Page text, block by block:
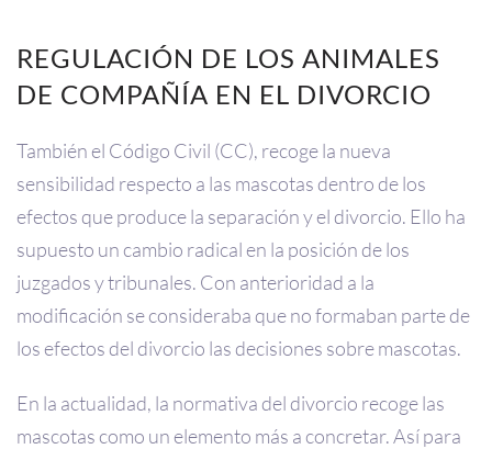
REGULACIÓN DE LOS ANIMALES
DE COMPAÑÍA EN EL DIVORCIO
También el Código Civil (CC), recoge la nueva
sensibilidad respecto a las mascotas dentro de los
efectos que produce la separación y el divorcio. Ello ha
supuesto un cambio radical en la posición de los
juzgados y tribunales. Con anterioridad a la
modificación se consideraba que no formaban parte de
los efectos del divorcio las decisiones sobre mascotas.
En la actualidad, la normativa del divorcio recoge las
mascotas como un elemento más a concretar. Así para